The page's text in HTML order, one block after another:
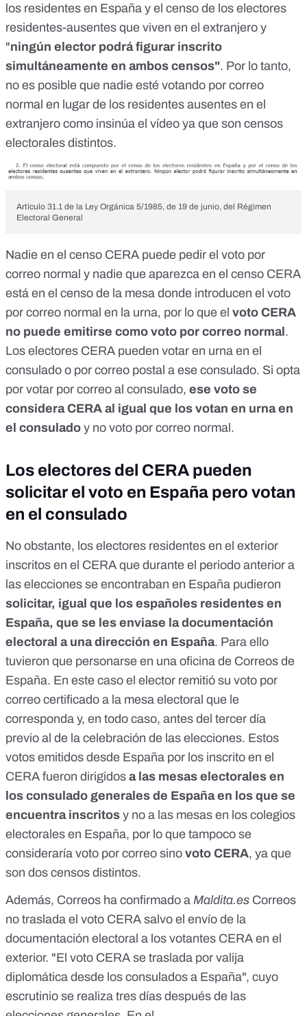
los residentes en España y el censo de los electores
residentes-ausentes que viven en el extranjero y
"ningún elector podrá figurar inscrito
simultáneamente en ambos censos". Por lo tanto,
no es posible que nadie esté votando por correo
normal en lugar de los residentes ausentes en el
extranjero como insinúa el vídeo ya que son censos
electorales distintos.
Artículo 31.1 de la Ley Orgánica 5/1985, de 19 de junio, del Régimen
Electoral General
Nadie en el censo CERA puede pedir el voto por
correo normal y nadie que aparezca en el censo CERA
está en el censo de la mesa donde introducen el voto
por correo normal en la urna, por lo que el voto CERA
no puede emitirse como voto por correo normal.
Los electores CERA pueden votar en urna en el
consulado o por correo postal a ese consulado. Si opta
por votar por correo al consulado, ese voto se
considera CERA al igual que los votan en urna en
el consulado y no voto por correo normal.
Los electores del CERA pueden
solicitar el voto en España pero votan
en el consulado
No obstante, los electores residentes en el exterior
inscritos en el CERA que durante el periodo anterior a
las elecciones se encontraban en España pudieron
solicitar, igual que los españoles residentes en
España, que se les enviase la documentación
electoral a una dirección en España. Para ello
tuvieron que personarse en una oficina de Correos de
España. En este caso el elector remitió su voto por
correo certificado a la mesa electoral que le
corresponda y, en todo caso, antes del tercer día
previo al de la celebración de las elecciones. Estos
votos emitidos desde España por los inscrito en el
CERA fueron dirigidos a las mesas electorales en
los consulado generales de España en los que se
encuentra inscritos y no a las mesas en los colegios
electorales en España, por lo que tampoco se
consideraría voto por correo sino voto CERA, ya que
son dos censos distintos.
Además, Correos ha confirmado a Maldita.es Correos
no traslada el voto CERA salvo el envío de la
documentación electoral a los votantes CERA en el
exterior. "El voto CERA se traslada por valija
diplomática desde los consulados a España", cuyo
escrutinio se realiza tres días después de las